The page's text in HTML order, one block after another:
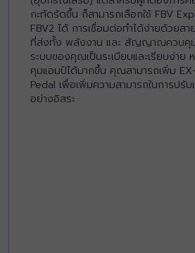
กะทัดรัดขึ้น ก็สามารถเลือกใช้ FBV
FBV2 ได้ การเชื่อมต่อทำได้ง่ายด้วยสา
ที่ส่งทั้ง พลังงาน และ สัญญาณควบคุม
ระบบของคุณเป็นระเบียบและเรียบง่าย
คุมแอมป์ได้มากขึ้น คุณสามารถเพิ่ม
Pedal เพื่อเพิ่มความสามารถในการปรั
อย่างอิสระ